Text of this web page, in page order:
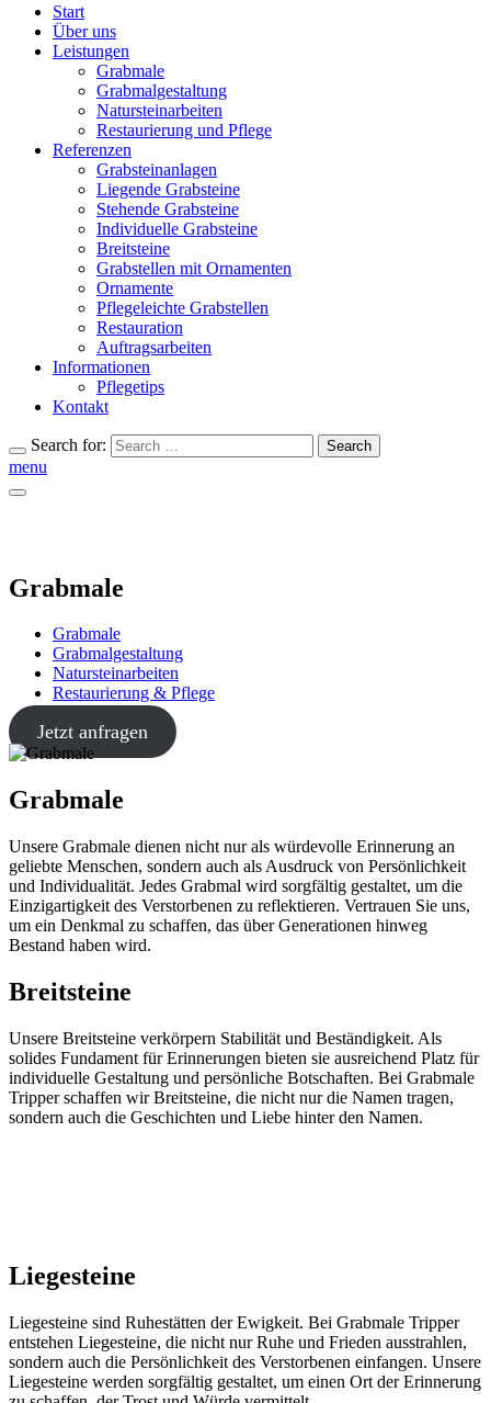
Start
Über uns
Leistungen
Grabmale
Grabmalgestaltung
Natursteinarbeiten
Restaurierung und Pflege
Referenzen
Grabsteinanlagen
Liegende Grabsteine
Stehende Grabsteine
Individuelle Grabsteine
Breitsteine
Grabstellen mit Ornamenten
Ornamente
Pflegeleichte Grabstellen
Restauration
Auftragsarbeiten
Informationen
Pflegetips
Kontakt
Search for: Search
menu
Grabmale
Grabmale
Grabmalgestaltung
Natursteinarbeiten
Restaurierung & Pflege
Jetzt anfragen
Grabmale
Unsere Grabmale dienen nicht nur als würdevolle Erinnerung an
geliebte Menschen, sondern auch als Ausdruck von Persönlichkeit
und Individualität. Jedes Grabmal wird sorgfältig gestaltet, um die
Einzigartigkeit des Verstorbenen zu reflektieren. Vertrauen Sie uns,
um ein Denkmal zu schaffen, das über Generationen hinweg
Bestand haben wird.
Breitsteine
Unsere Breitsteine verkörpern Stabilität und Beständigkeit. Als
solides Fundament für Erinnerungen bieten sie ausreichend Platz für
individuelle Gestaltung und persönliche Botschaften. Bei Grabmale
Tripper schaffen wir Breitsteine, die nicht nur die Namen tragen,
sondern auch die Geschichten und Liebe hinter den Namen.
Liegesteine​
Liegesteine sind Ruhestätten der Ewigkeit. Bei Grabmale Tripper
entstehen Liegesteine, die nicht nur Ruhe und Frieden ausstrahlen,
sondern auch die Persönlichkeit des Verstorbenen einfangen. Unsere
Liegesteine werden sorgfältig gestaltet, um einen Ort der Erinnerung